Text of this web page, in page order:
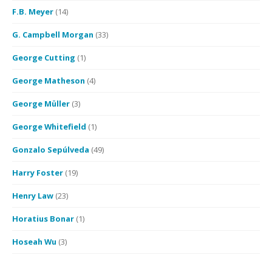
F.B. Meyer (14)
G. Campbell Morgan (33)
George Cutting (1)
George Matheson (4)
George Müller (3)
George Whitefield (1)
Gonzalo Sepúlveda (49)
Harry Foster (19)
Henry Law (23)
Horatius Bonar (1)
Hoseah Wu (3)